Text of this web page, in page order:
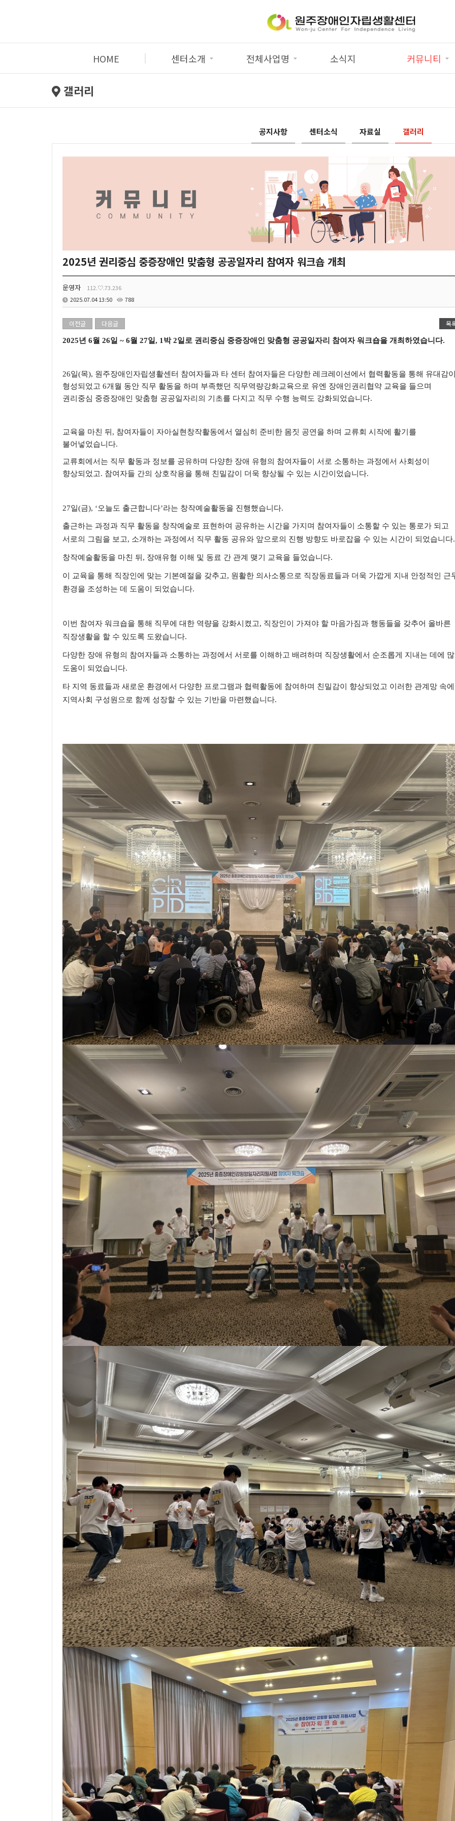
HOME 센터소개 전체사업명 소식지 커뮤니티
갤러리
공지사항 센터소식 자료실 갤러리
2025년 권리중심 중증장애인 맞춤형 공공일자리 참여자 워크숍 개최
운영자
112.♡.73.236
2025.07.04 13:50
788
이전글 다음글 목
2025년 6월 26일 ~ 6월 27일, 1 박2일로 권리중심 중증장애인 맞춤형 공공일자리 참여자 워크숍을 개최하였습니다.
26일(목), 원주장애인자립생활센터 참여자들과 타 센터 참여자들은 다양한 레크레이션에서 협력활동을 통해 유대감
형성되었고 6개월 동안 직무 활동을 하며 부족했던 직무역량강화교육으로 유엔 장애인권리협약 교육을 들으며
권리중심 중증장애인 맞춤형 공공일자리의 기초를 다지고 직무 수행 능력도 강화되었습니다.
교육을 마친 뒤 , 참여자들이 자아실현창작활동에서 열심히 준비한 몸짓 공연을 하며 교류회 시작에 활기를
불어넣었습니다.
교류회에서는 직무 활동과 정보를 공유하며 다양한 장애 유형의 참여자들이 서로 소통하는 과정에서 사회성이
향상되었고. 참여자들 간의 상호작용을 통해 친밀감이 더욱 향상될 수 있는 시간이었습니다.
27일(금), ‘오늘도 출근합니다’라는 창작예술활동을 진행했습니다.
출근하는 과정과 직무 활동을 창작예술로 표현하여 공유하는 시간을 가지며 참여자들이 소통할 수 있는 통로가 되고
서로의 그림을 보고, 소개하는 과정에서 직무 활동 공유와 앞으로의 진행 방향도 바로잡을 수 있는 시간이 되었습니다.
창작예술활동을 마친 뒤 , 장애유형 이해 및 동료 간 관계 맺기 교육을 들었습니다.
이 교육을 통해 직장인에 맞는 기본예절을 갖추고, 원활한 의사소통으로 직장동료들과 더욱 가깝게 지내 안정적인 근
환경을 조성하는 데 도움이 되었습니다.
이번 참여자 워크숍을 통해 직무에 대한 역량을 강화시켰고, 직장인이 가져야 할 마음가짐과 행동들을 갖추어 올바른
직장생활을 할 수 있도록 도왔습니다.
다양한 장애 유형의 참여자들과 소통하는 과정에서 서로를 이해하고 배려하며 직장생활에서 순조롭게 지내는 데에
도움이 되었습니다.
타 지역 동료들과 새로운 환경에서 다양한 프로그램과 협력활동에 참여하며 친밀감이 향상되었고 이러한 관계망 속
지역사회 구성원으로 함께 성장할 수 있는 기반을 마련했습니다.